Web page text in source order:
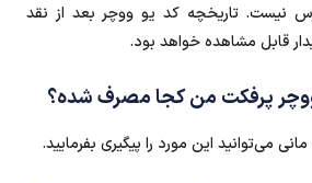
نیست. تاریخچه کد یو ووچر بعد از نقد
قابل مشاهده خواهد بود.
ووچر پرفکت من کجا مصرف شده؟
می‌توانید این مورد را پیگیری بفرمایید.